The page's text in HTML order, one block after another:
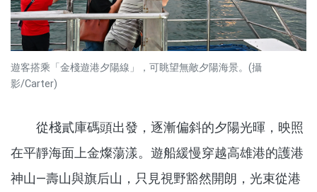
遊客搭乘「金棧遊港夕陽線」，可眺望無敵夕陽海景。(攝
影/Carter)
從棧貳庫碼頭出發，逐漸偏斜的夕陽光暉，映照
在平靜海面上金燦蕩漾。遊船緩慢穿越高雄港的護港
神山—壽山與旗后山，只見視野豁然開朗，光束從港